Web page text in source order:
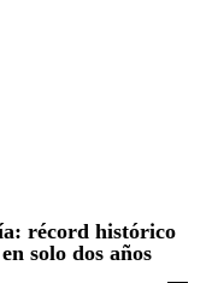
récord histórico
solo dos años